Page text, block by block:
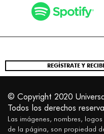
REGÍSTRATE Y
© Copyright 2020
Todos los derechos
Las imágenes, nombres,
de la página, son propiedad